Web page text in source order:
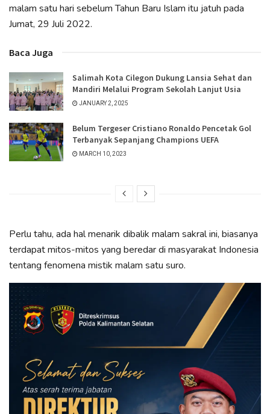
malam satu hari sebelum Tahun Baru Islam itu jatuh pada
Jumat, 29 Juli 2022.
Baca Juga
Salimah Kota Cilegon Dukung Lansia Sehat dan
Mandiri Melalui Program Sekolah Lanjut Usia
JANUARY 2, 2025
Belum Tergeser Cristiano Ronaldo Pencetak Gol
Terbanyak Sepanjang Champions UEFA
MARCH 10, 2023
Perlu tahu, ada hal menarik dibalik malam sakral ini, biasanya
terdapat mitos-mitos yang beredar di masyarakat Indonesia
tentang fenomena mistik malam satu suro.